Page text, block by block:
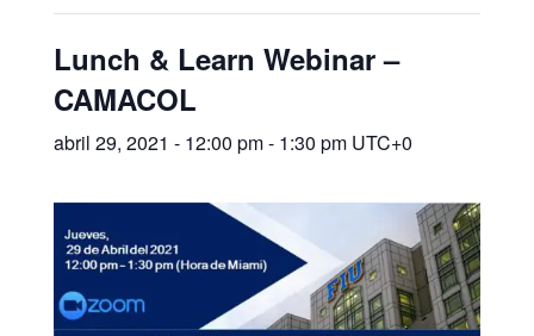
Lunch & Learn Webinar –
CAMACOL
abril 29, 2021 - 12:00 pm- 1:30 pm UTC+0